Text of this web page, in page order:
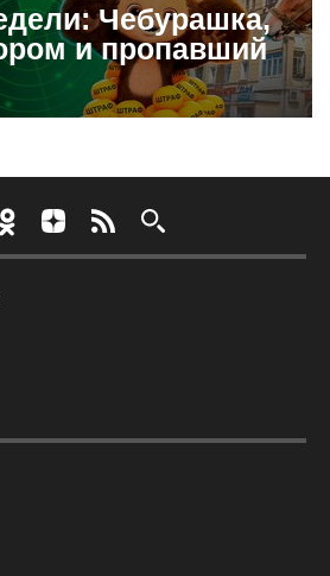
Чебурашка,
и пропавший